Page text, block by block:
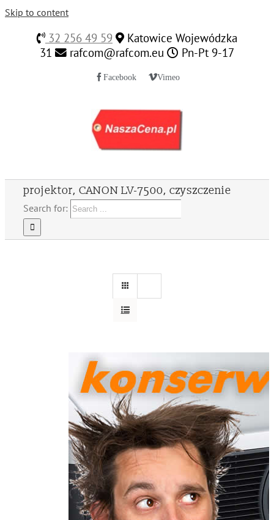
Skip to content
32 256 49 59
Katowice Wojewódzka
31
rafcom@rafcom.eu Pn-Pt 9-17
Facebook Vimeo
projektor, CANON LV-7500, czyszczenie
Search for: